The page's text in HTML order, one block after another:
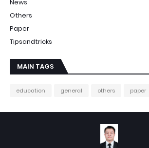
News
Others
Paper
Tipsandtricks
MAIN TAGS
education general others paper